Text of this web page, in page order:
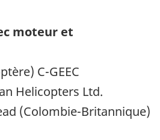
moteur et
C-GEEC
Helicopters Ltd.
(Colombie-Britannique)